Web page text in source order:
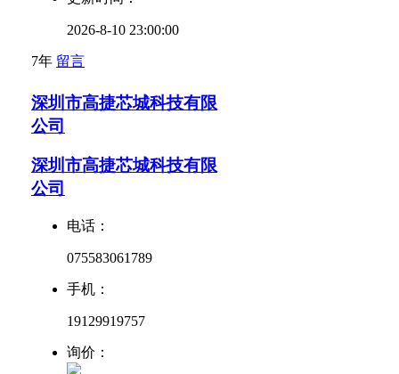
2026-8-10 23:00:00
7年 留言
深圳市高捷芯城科技有限
公司
深圳市高捷芯城科技有限
公司
电话：
075583061789
手机：
19129919757
询价：